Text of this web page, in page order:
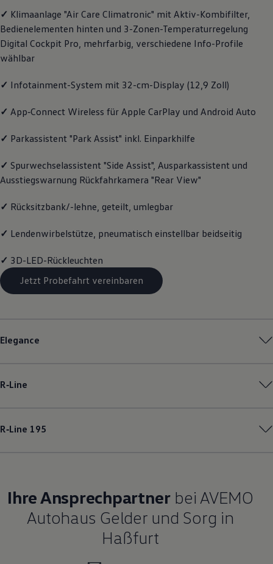
Live Beratung
Magazin
Lifestyle
Transport
Volkswagen R
Volkswagen Kundenbetreuung
✓ Klimaanlage "Air Care Climatronic" mit Aktiv-Kombifilter,
Bedienelementen hinten und 3-Zonen-Temperaturregelung
Digital Cockpit Pro, mehrfarbig, verschiedene Info-Profile
wählbar
✓ Infotainment-System mit 32-cm-Display (12,9 Zoll)
✓ App‑Connect Wireless für Apple CarPlay und Android Auto
✓ Parkassistent "Park Assist" inkl. Einparkhilfe
✓ Spurwechselassistent "Side Assist", Ausparkassistent und
Ausstiegswarnung Rückfahrkamera "Rear View"
✓ Rücksitzbank/-lehne, geteilt, umlegbar
✓ Lendenwirbelstütze, pneumatisch einstellbar beidseitig
✓ 3D-LED-Rückleuchten
Jetzt Probefahrt vereinbaren
Elegance
R‑Line
R‑Line 195
Ihre Ansprechpartnerbei AVEMO
Autohaus Gelder und Sorg in
Haßfurt